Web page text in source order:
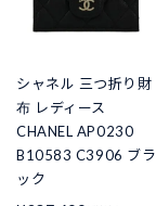
シャネル 三つ折り財
布 レディース
CHANEL AP0230
B10583 C3906 ブラ
ック